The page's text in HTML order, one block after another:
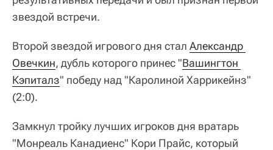
звездой встречи.
Второй звездой игрового дня стал Александр
Овечкин, дубль которого принес "Вашингтон
Кэпиталз" победу над "Каролиной Харрикейнз"
(2:0).
Замкнул тройку лучших игроков дня вратарь
"Монреаль Канадиенс" Кори Прайс, который